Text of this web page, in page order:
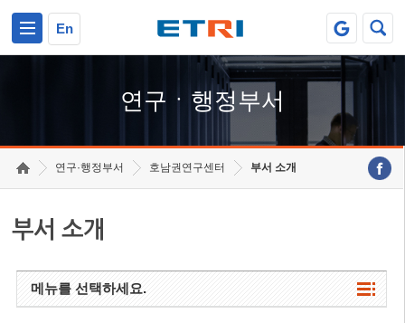
En
연구ㆍ행정부서
연구·행정부서 호남권연구센터 부서 소개
부서 소개
메뉴를 선택하세요.